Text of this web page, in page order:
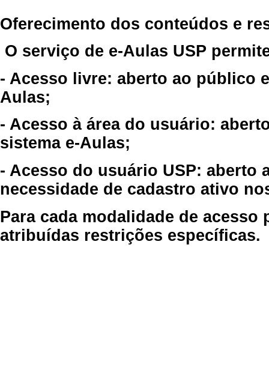
Oferecimento dos conteúdos e
O serviço de e-Aulas USP
- Acesso livre: aberto ao público
Aulas;
- Acesso à área do usuário:
sistema e-Aulas;
- Acesso do usuário USP: aberto
necessidade de cadastro ativo
Para cada modalidade de
atribuídas restrições específicas.